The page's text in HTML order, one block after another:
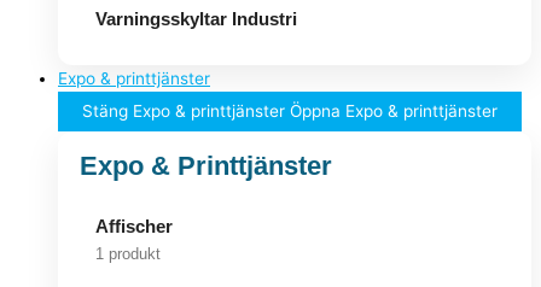
Varningsskyltar Industri
Expo & printtjänster
Stäng Expo & printtjänster Öppna Expo & printtjänster
Expo & Printtjänster
Affischer
1 produkt